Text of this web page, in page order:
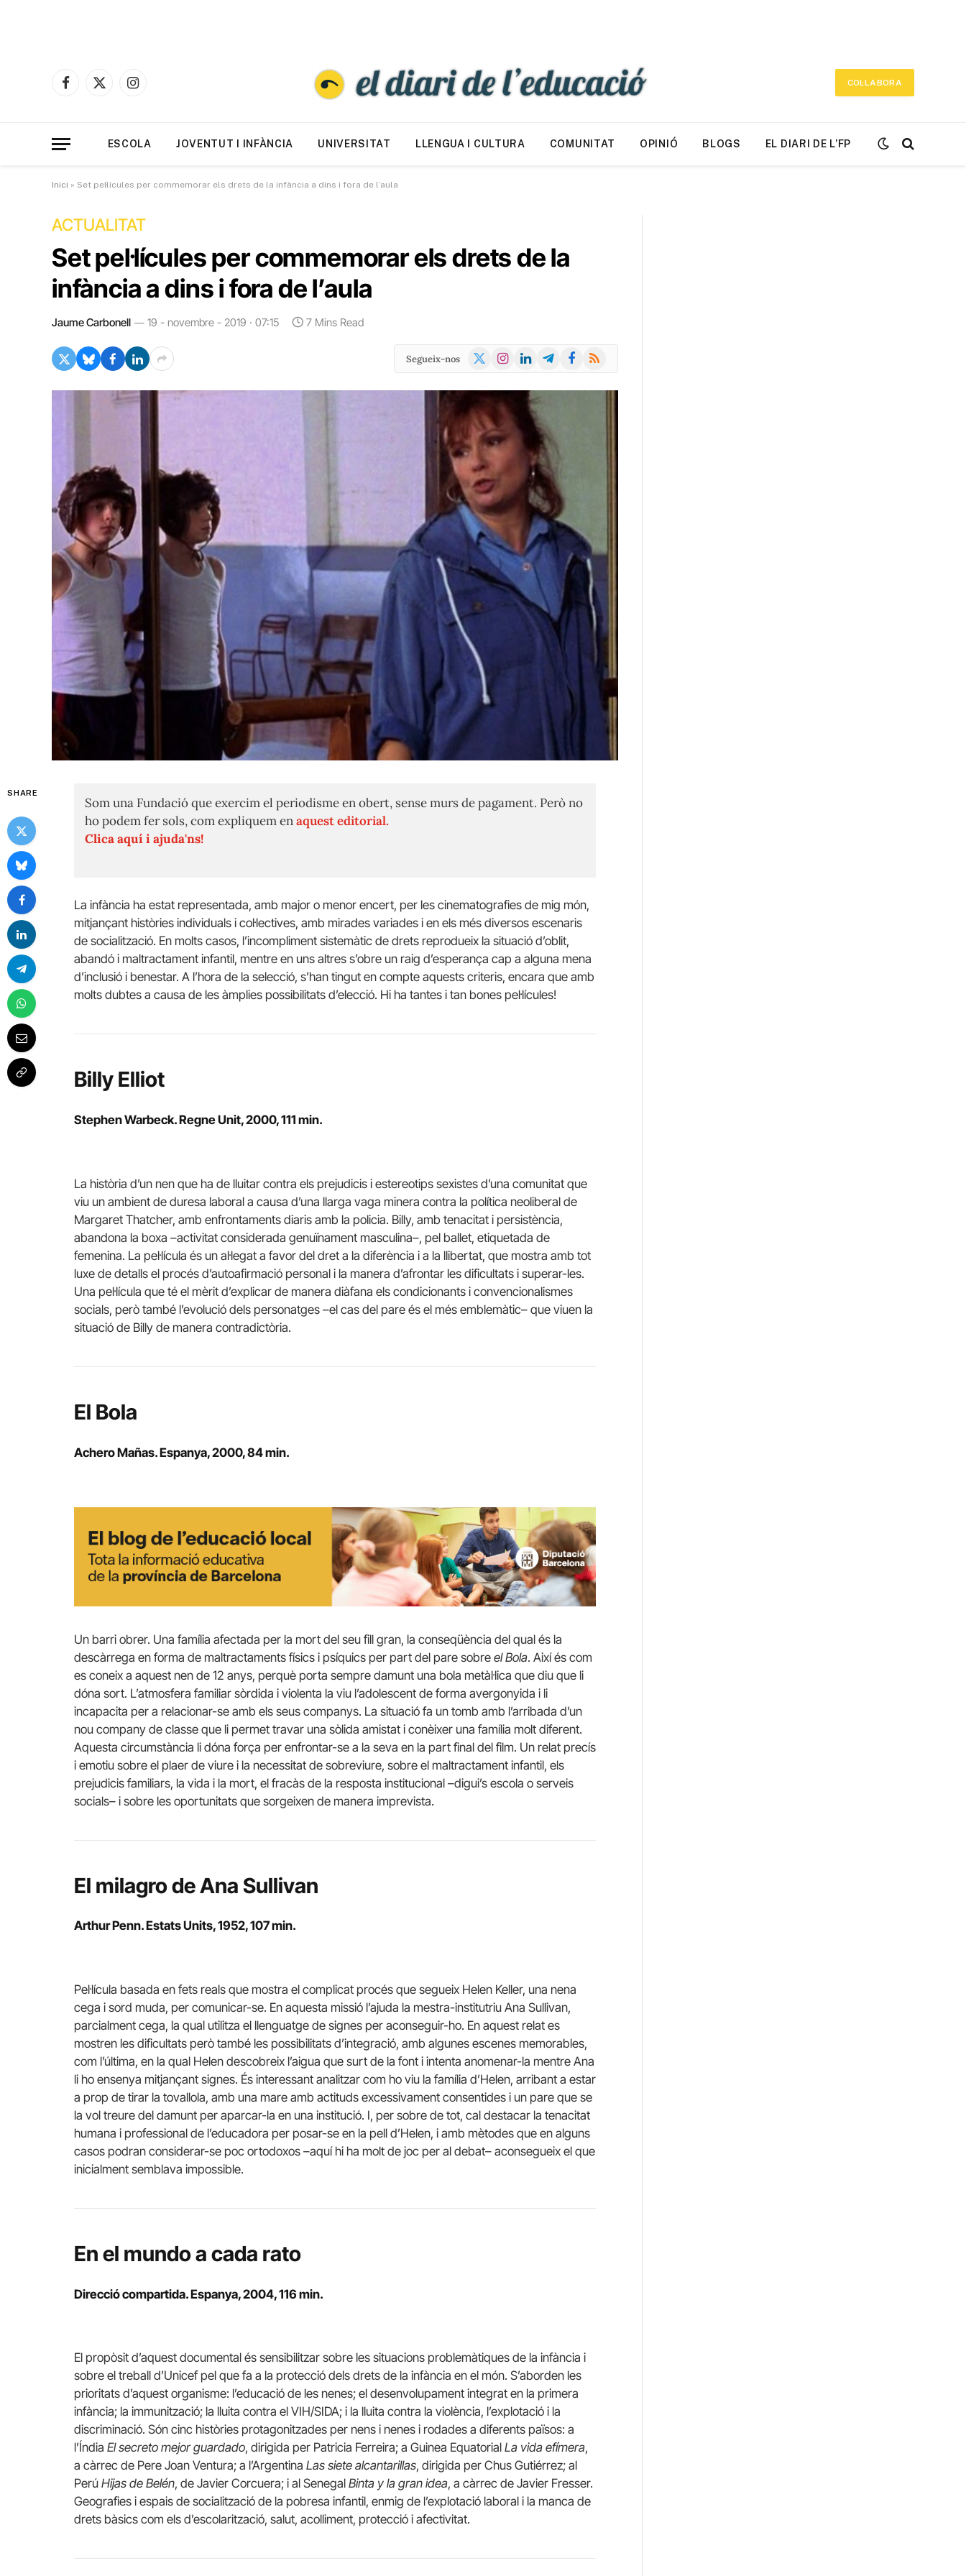
Facebook
X
Instagram
COL·LABORA
ESCOLA JOVENTUT I INFÀNCIA UNIVERSITAT LLENGUA I CULTURA COMUNITAT OPINIÓ BLOGS EL DIARI DE L’FP
Inici » Set pel·lícules per commemorar els drets de la infància a dins i fora de l’aula
ACTUALITAT
Set pel·lícules per commemorar els drets de la
infància a dins i fora de l’aula
Jaume Carbonell 19 - novembre - 2019 · 07:15 7 Mins Read
Segueix-nos
X
Instagram
LinkedInTelegramFacebook
RSS
SHARE
Som una Fundació que exercim el periodisme en obert, sense murs de pagament. Però no
ho podem fer sols, com expliquem enaquest editorial.
Clica aquí i ajuda'ns!
La infància ha estat representada, amb major o menor encert, per les cinematografies de mig món,
mitjançant històries individuals i col·lectives, amb mirades variades i en els més diversos escenaris
de socialització. En molts casos, l’incompliment sistemàtic de drets reprodueix la situació d’oblit,
abandó i maltractament infantil, mentre en uns altres s’obre un raig d’esperança cap a alguna mena
d’inclusió i benestar. A l’hora de la selecció, s’han tingut en compte aquests criteris, encara que amb
molts dubtes a causa de les àmplies possibilitats d’elecció. Hi ha tantes i tan bones pel·lícules!
Billy Elliot
Stephen Warbeck. Regne Unit, 2000, 111 min.
La història d’un nen que ha de lluitar contra els prejudicis i estereotips sexistes d’una comunitat que
viu un ambient de duresa laboral a causa d’una llarga vaga minera contra la política neoliberal de
Margaret Thatcher, amb enfrontaments diaris amb la policia. Billy, amb tenacitat i persistència,
abandona la boxa –activitat considerada genuïnament masculina–, pel ballet, etiquetada de
femenina. La pel·lícula és un al·legat a favor del dret a la diferència i a la llibertat, que mostra amb tot
luxe de detalls el procés d’autoafirmació personal i la manera d’afrontar les dificultats i superar-les.
Una pel·lícula que té el mèrit d’explicar de manera diàfana els condicionants i convencionalismes
socials, però també l’evolució dels personatges –el cas del pare és el més emblemàtic– que viuen la
situació de Billy de manera contradictòria.
El Bola
Achero Mañas. Espanya, 2000, 84 min.
Un barri obrer. Una família afectada per la mort del seu fill gran, la conseqüència del qual és la
descàrrega en forma de maltractaments físics i psíquics per part del pare sobre el Bola. Així és com
es coneix a aquest nen de 12 anys, perquè porta sempre damunt una bola metàl·lica que diu que li
dóna sort. L’atmosfera familiar sòrdida i violenta la viu l’adolescent de forma avergonyida i li
incapacita per a relacionar-se amb els seus companys. La situació fa un tomb amb l’arribada d’un
nou company de classe que li permet travar una sòlida amistat i conèixer una família molt diferent.
Aquesta circumstància li dóna força per enfrontar-se a la seva en la part final del film. Un relat precís
i emotiu sobre el plaer de viure i la necessitat de sobreviure, sobre el maltractament infantil, els
prejudicis familiars, la vida i la mort, el fracàs de la resposta institucional –digui’s escola o serveis
socials– i sobre les oportunitats que sorgeixen de manera imprevista.
El milagro de Ana Sullivan
Arthur Penn. Estats Units, 1952, 107 min.
Pel·lícula basada en fets reals que mostra el complicat procés que segueix Helen Keller, una nena
cega i sord muda, per comunicar-se. En aquesta missió l’ajuda la mestra-institutriu Ana Sullivan,
parcialment cega, la qual utilitza el llenguatge de signes per aconseguir-ho. En aquest relat es
mostren les dificultats però també les possibilitats d’integració, amb algunes escenes memorables,
com l’última, en la qual Helen descobreix l’aigua que surt de la font i intenta anomenar-la mentre Ana
li ho ensenya mitjançant signes. És interessant analitzar com ho viu la família d’Helen, arribant a estar
a prop de tirar la tovallola, amb una mare amb actituds excessivament consentides i un pare que se
la vol treure del damunt per aparcar-la en una institució. I, per sobre de tot, cal destacar la tenacitat
humana i professional de l’educadora per posar-se en la pell d’Helen, i amb mètodes que en alguns
casos podran considerar-se poc ortodoxos –aquí hi ha molt de joc per al debat– aconsegueix el que
inicialment semblava impossible.
En el mundo a cada rato
Direcció compartida. Espanya, 2004, 116 min.
El propòsit d’aquest documental és sensibilitzar sobre les situacions problemàtiques de la infància i
sobre el treball d’Unicef pel que fa a la protecció dels drets de la infància en el món. S’aborden les
prioritats d’aquest organisme: l’educació de les nenes; el desenvolupament integrat en la primera
infància; la immunització; la lluita contra el VIH/SIDA; i la lluita contra la violència, l’explotació i la
discriminació. Són cinc històries protagonitzades per nens i nenes i rodades a diferents països: a
l’Índia El secreto mejor guardado, dirigida per Patricia Ferreira; a Guinea Equatorial La vida efímera,
a càrrec de Pere Joan Ventura; a l’Argentina Las siete alcantarillas, dirigida per Chus Gutiérrez; al
Perú Hijas de Belén, de Javier Corcuera; i al Senegal Binta y la gran idea, a càrrec de Javier Fresser.
Geografies i espais de socialització de la pobresa infantil, enmig de l’explotació laboral i la manca de
drets bàsics com els d’escolarització, salut, acolliment, protecció i afectivitat.